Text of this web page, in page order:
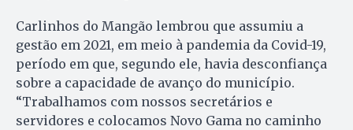
Carlinhos do Mangão lembrou que assumiu a
gestão em 2021, em meio à pandemia da Covid-19,
período em que, segundo ele, havia desconfiança
sobre a capacidade de avanço do município.
“Trabalhamos com nossos secretários e
servidores e colocamos Novo Gama no caminho